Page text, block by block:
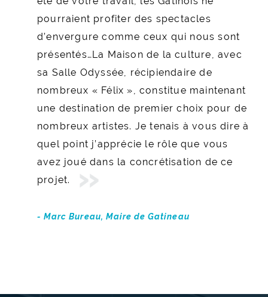
pourraient profiter des spectacles
d’envergure comme ceux qui nous sont
présentés…La Maison de la culture, avec
sa Salle Odyssée, récipiendaire de
nombreux « Félix », constitue maintenant
une destination de premier choix pour de
nombreux artistes. Je tenais à vous dire à
quel point j’apprécie le rôle que vous
avez joué dans la concrétisation de ce
projet.
- Marc Bureau, Maire de Gatineau
clients exigeants dans un environnement
au rythme rapide. L’intégrité et le
professionnalisme de son travail étaient
incontestables. Ce fut un plaisir de
travailler avec lui.
- Paul Barrette, avocat-conseil, Services
juridiques, Travaux publics et Services
gouvernementaux Canada